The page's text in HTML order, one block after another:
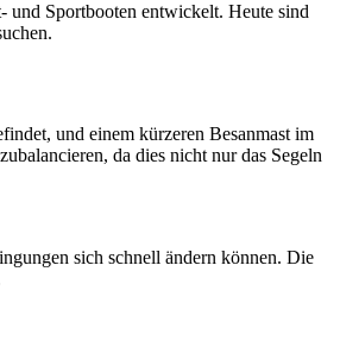
und Sportbooten entwickelt. Heute sind
und einem kürzeren Besanmast im
da dies nicht nur das Segeln
sich schnell ändern können. Die